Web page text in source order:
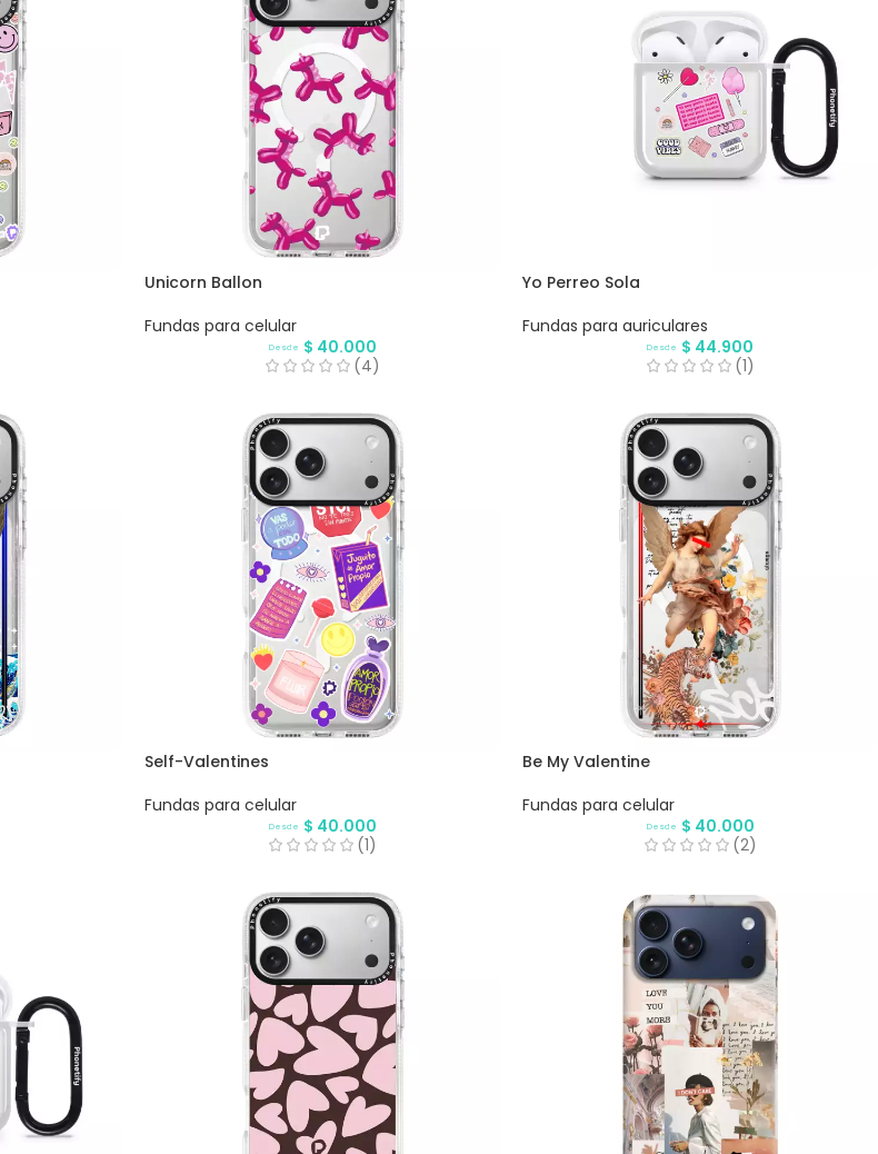
Unicorn Ballon
Fundas para celular
Desde $ 40.000
(4)
Yo Perreo Sola
Fundas para auriculares
Desde $ 44.900
(1)
Self-Valentines
Fundas para celular
Desde $ 40.000
(1)
Be My Valentine
Fundas para celular
Desde $ 40.000
(2)